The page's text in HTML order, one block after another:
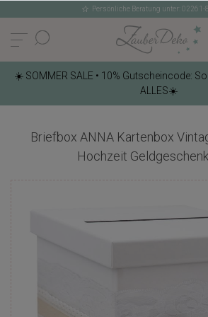
Persönliche Beratung unter: 02261-
☀️ SOMMER SALE • 10% Gutscheincode:
ALLES☀️
Briefbox ANNA Kartenbox
Hochzeit